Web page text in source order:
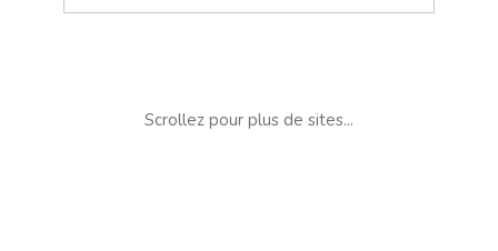
Scrollez pour plus de sites...